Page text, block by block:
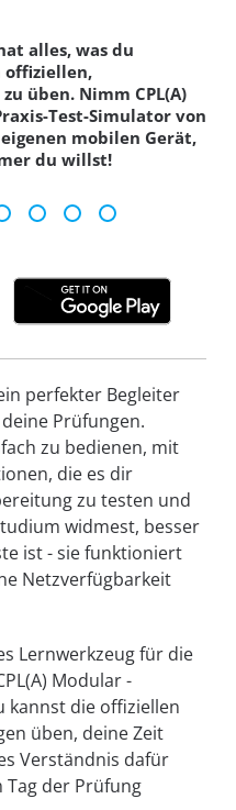
alles, was du
offiziellen,
üben. Nimm CPL(A)
Test-Simulator von
mobilen Gerät,
du willst!
perfekter Begleiter
Prüfungen.
zu bedienen, mit
die es dir
zu testen und
widmest, besser
ist - sie funktioniert
Netzverfügbarkeit
Lernwerkzeug für die
Modular -
kannst die offiziellen
üben, deine Zeit
Verständnis dafür
Tag der Prüfung